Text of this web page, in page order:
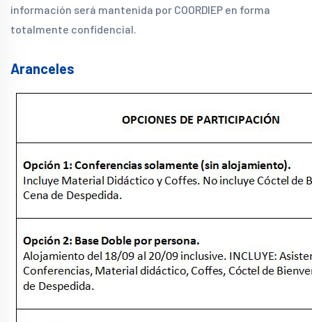
información será mantenida por COORDIEP en forma
totalmente confidencial.
Aranceles